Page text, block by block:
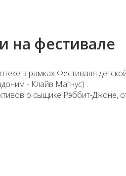
на фестивале
в рамках Фестиваля
- Клайв Магнус) .
о сыщике Рэббит-Джоне,